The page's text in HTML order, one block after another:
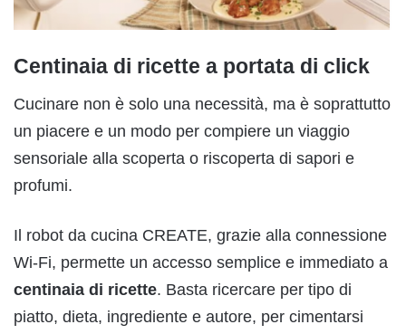
Centinaia di ricette a portata di click
Cucinare non è solo una necessità, ma è soprattutto
un piacere e un modo per compiere un viaggio
sensoriale alla scoperta o riscoperta di sapori e
profumi.
Il robot da cucina CREATE, grazie alla connessione
Wi-Fi, permette un accesso semplice e immediato a
centinaia di ricette. Basta ricercare per tipo di
piatto, dieta, ingrediente e autore, per cimentarsi